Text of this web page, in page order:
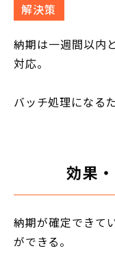
解決策
納期は一週間以内
対応。
バッチ処理になる
効果
納期が確定できて
ができる。